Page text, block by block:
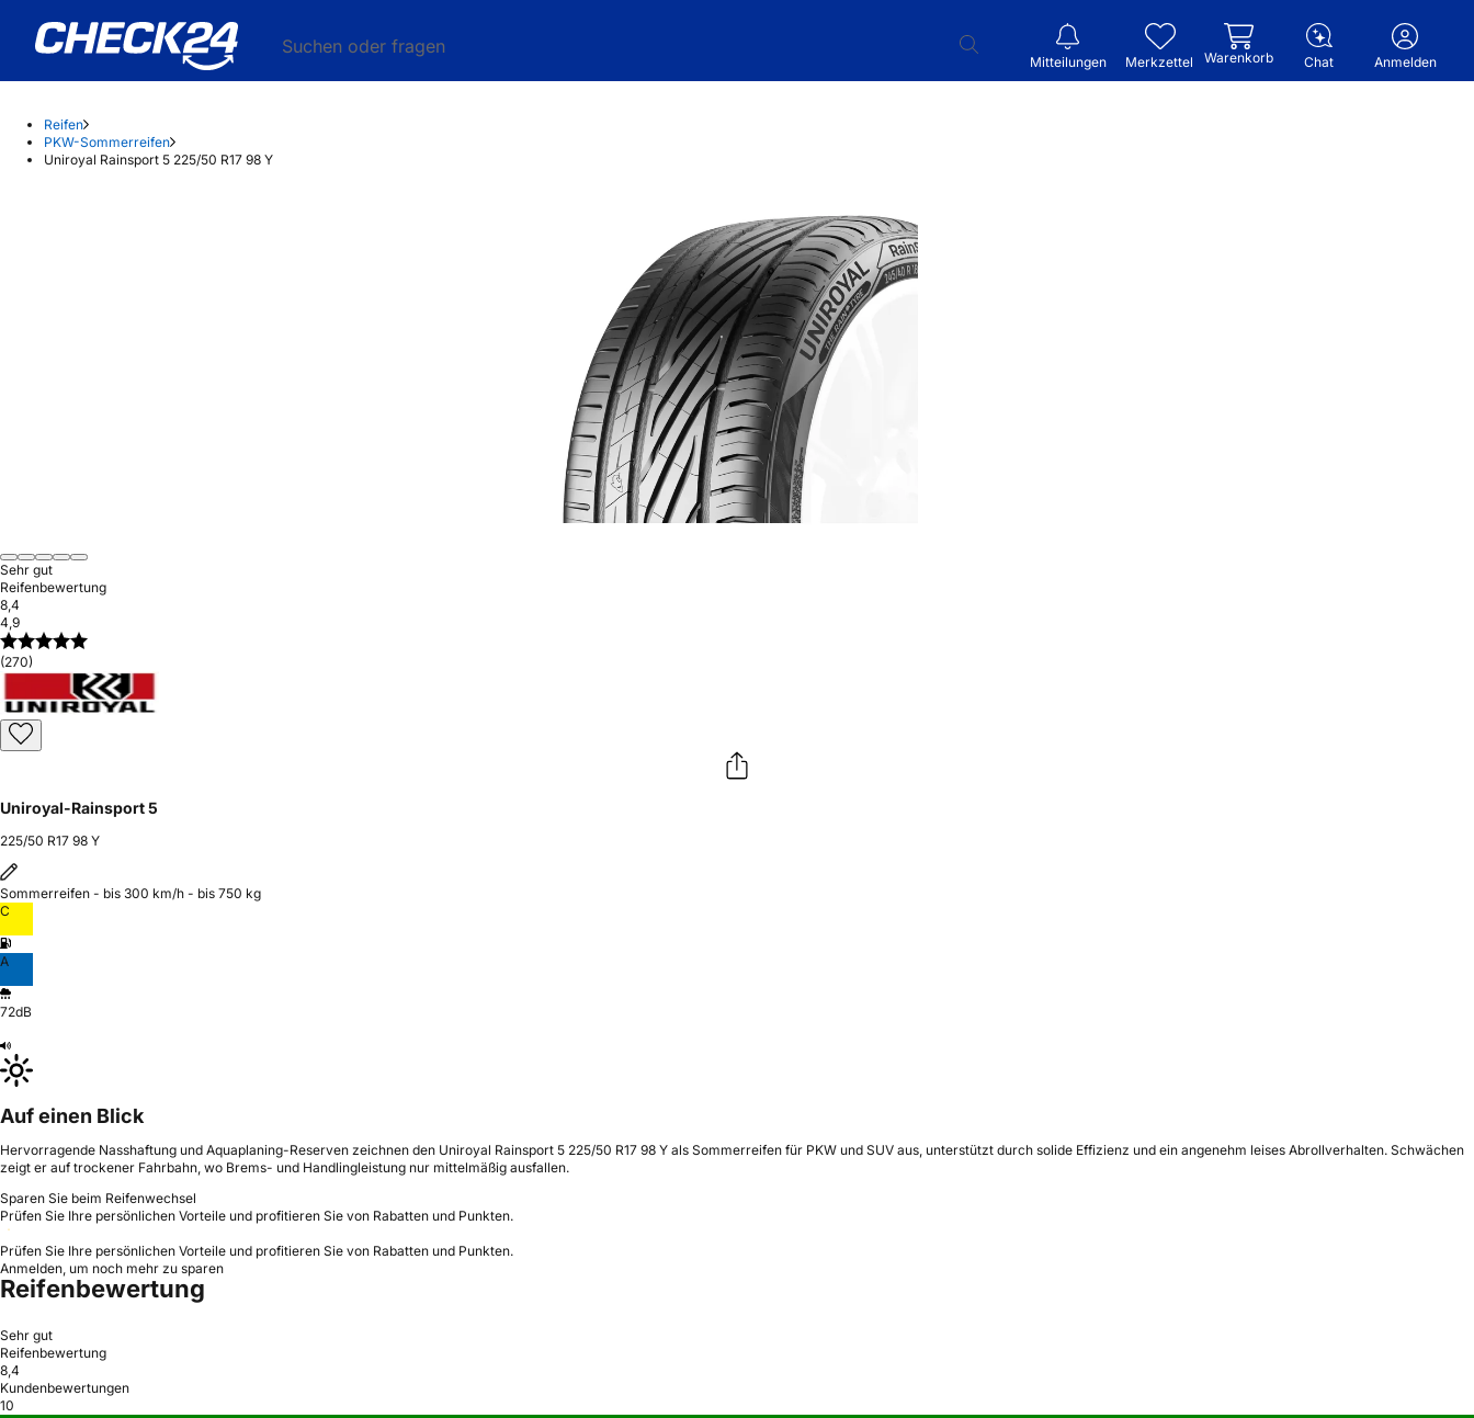
Suchen oder fragen
Mitteilungen Merkzettel Warenkorb Chat Anmelden
Reifen
PKW-Sommerreifen
Uniroyal Rainsport 5 225/50 R17 98 Y
Sehr gut
Reifenbewertung
8,4
4,9
(270)
Uniroyal-Rainsport 5
225/50 R17 98 Y
Sommerreifen - bis 300 km/h - bis 750 kg
C
A
72dB
Auf einen Blick
Hervorragende Nasshaftung und Aquaplaning-Reserven zeichnen den Uniroyal Rainsport 5 225/50 R17 98 Y als Sommerreifen für PKW und SUV aus, unterstützt durch solide Effizienz und ein angenehm leises Abrollverhalten. Schwächen
zeigt er auf trockener Fahrbahn, wo Brems- und Handlingleistung nur mittelmäßig ausfallen.
Sparen Sie beim Reifenwechsel
Prüfen Sie Ihre persönlichen Vorteile und profitieren Sie von Rabatten und Punkten.
Prüfen Sie Ihre persönlichen Vorteile und profitieren Sie von Rabatten und Punkten.
Anmelden, um noch mehr zu sparen
Reifenbewertung
Sehr gut
Reifenbewertung
8,4
Kundenbewertungen
10